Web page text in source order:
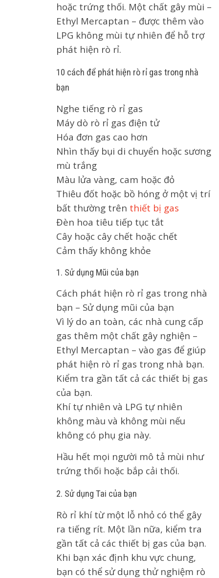
hoặc trứng thối. Một chất gây mùi –
Ethyl Mercaptan – được thêm vào
LPG không mùi tự nhiên để hỗ trợ
phát hiện rò rỉ.
10 cách để phát hiện rò rỉ gas trong nhà
bạn
Nghe tiếng rò rỉ gas
Máy dò rò rỉ gas điện tử
Hóa đơn gas cao hơn
Nhìn thấy bụi di chuyển hoặc sương
mù trắng
Màu lửa vàng, cam hoặc đỏ
Thiêu đốt hoặc bồ hóng ở một vị trí
bất thường trên thiết bị gas
Đèn hoa tiêu tiếp tục tắt
Cây hoặc cây chết hoặc chết
Cảm thấy không khỏe
1. Sử dụng Mũi của bạn
Cách phát hiện rò rỉ gas trong nhà
bạn – Sử dụng mũi của bạn
Vì lý do an toàn, các nhà cung cấp
gas thêm một chất gây nghiện –
Ethyl Mercaptan – vào gas để giúp
phát hiện rò rỉ gas trong nhà bạn.
Kiểm tra gần tất cả các thiết bị gas
của bạn.
Khí tự nhiên và LPG tự nhiên
không màu và không mùi nếu
không có phụ gia này.
Hầu hết mọi người mô tả mùi như
trứng thối hoặc bắp cải thối.
2. Sử dụng Tai của bạn
Rò rỉ khí từ một lỗ nhỏ có thể gây
ra tiếng rít. Một lần nữa, kiểm tra
gần tất cả các thiết bị gas của bạn.
Khi bạn xác định khu vực chung,
bạn có thể sử dụng thử nghiệm rò